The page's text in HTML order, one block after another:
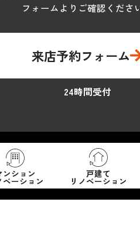
フォームよりご確認くださ
来店予約フォーム
24時間受付
ンション
ベーション
戸建て
リノベーション